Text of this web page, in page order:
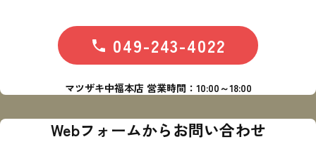
049-243-4022
マツザキ中福本店 営業時間：10:00～18:00
Webフォームからお問い合わせ